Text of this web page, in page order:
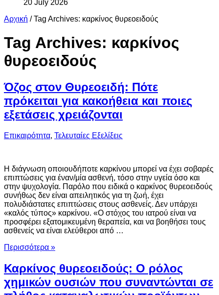
20 July 2026
Αρχική / Tag Archives: καρκίνος θυρεοειδούς
Tag Archives: καρκίνος
θυρεοειδούς
Όζος στον Θυρεοειδή: Πότε
πρόκειται για κακοήθεια και ποιες
εξετάσεις χρειάζονται
Επικαιρότητα, Τελευταίες Εξελίξεις
Η διάγνωση οποιουδήποτε καρκίνου μπορεί να έχει σοβαρές
επιπτώσεις για έναν/μία ασθενή, τόσο στην υγεία όσο και
στην ψυχολογία. Παρόλο που ειδικά ο καρκίνος θυρεοειδούς
συνήθως δεν είναι απειλητικός για τη ζωή, έχει
πολυδιάστατες επιπτώσεις στους ασθενείς. Δεν υπάρχει
«καλός τύπος» καρκίνου. «Ο στόχος του ιατρού είναι να
προσφέρει εξατομικευμένη θεραπεία, και να βοηθήσει τους
ασθενείς να είναι ελεύθεροι από …
Περισσότερα »
Καρκίνος θυρεοειδούς: Ο ρόλος
χημικών ουσιών που συναντώνται σε